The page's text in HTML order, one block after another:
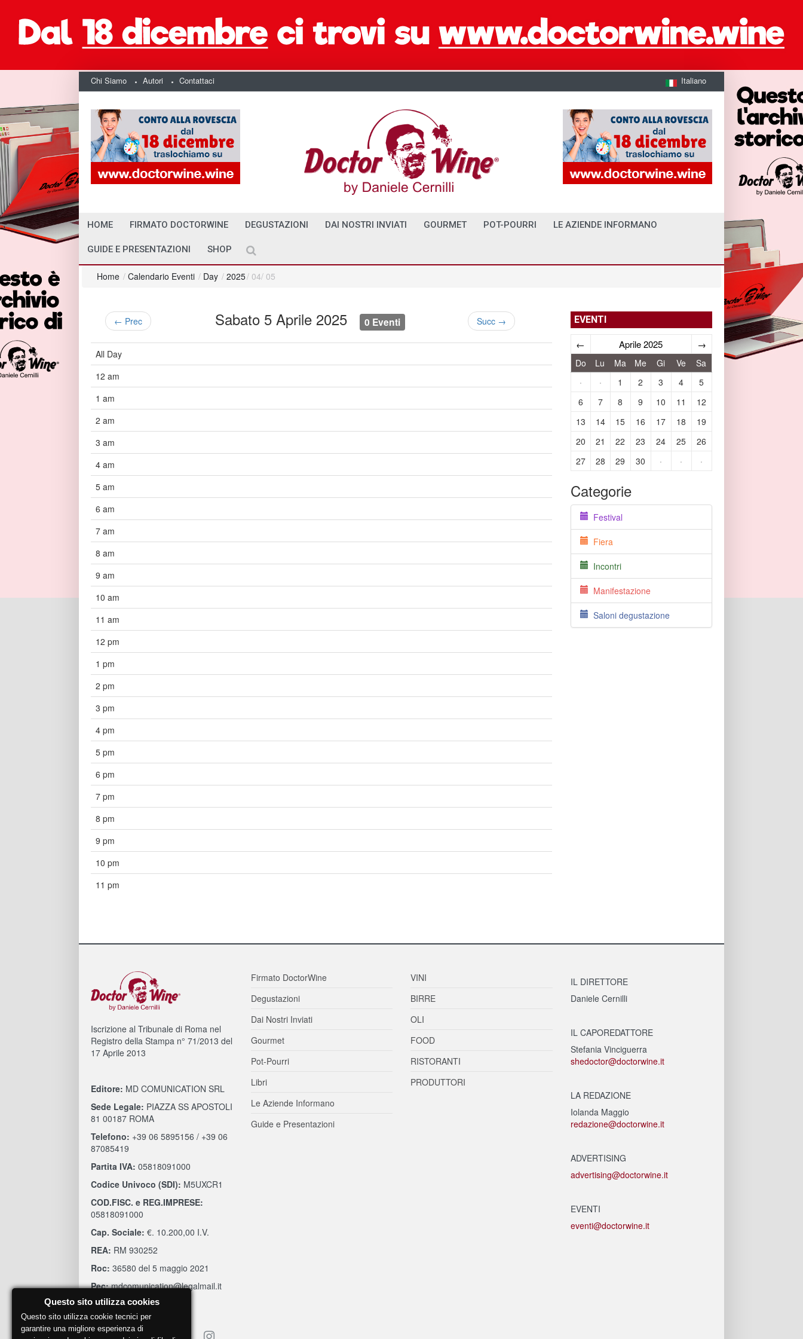
Chi Siamo Autori Contattaci Italiano
HOME FIRMATO DOCTORWINE DEGUSTAZIONI DAI NOSTRI INVIATI GOURMET POT-POURRI LE AZIENDE INFORMANO
GUIDE E PRESENTAZIONI SHOP
Home / Calendario Eventi / Day / 2025/ 04/ 05
← Prec Sabato 5 Aprile 2025 0 Eventi Succ →
All Day
12 am
1 am
2 am
3 am
4 am
5 am
6 am
7 am
8 am
9 am
10 am
11 am
12 pm
1 pm
2 pm
3 pm
4 pm
5 pm
6 pm
7 pm
8 pm
9 pm
10 pm
11 pm
EVENTI
← Aprile 2025 →
Do Lu Ma Me Gi Ve
Sa
·
· 1 2 3 4
5
6
7 8 9 10 11
12
13
14 15 16 17 18
19
20
21 22 23 24 25
26
27
28 29 30 · · ·
Categorie
Festival
Fiera
Incontri
Manifestazione
Saloni degustazione
Iscrizione al Tribunale di Roma nel
Registro della Stampa n° 71/2013 del
17 Aprile 2013
Editore: MD COMUNICATION SRL
Sede Legale: PIAZZA SS APOSTOLI
81 00187 ROMA
Telefono: +39 06 5895156 / +39 06
87085419
Partita IVA: 05818091000
Codice Univoco (SDI): M5UXCR1
COD.FISC. e REG.IMPRESE:
05818091000
Cap. Sociale: €. 10.200,00 I.V.
REA: RM 930252
Roc: 36580 del 5 maggio 2021
Pec:mdcomunication@legalmail.it
Firmato DoctorWine
Degustazioni
Dai Nostri Inviati
Gourmet
Pot-Pourri
Libri
Le Aziende Informano
Guide e Presentazioni
VINI
BIRRE
OLI
FOOD
RISTORANTI
PRODUTTORI
IL DIRETTORE
Daniele Cernilli
IL CAPOREDATTORE
Stefania Vinciguerra
shedoctor@doctorwine.it
LA REDAZIONE
Iolanda Maggio
redazione@doctorwine.it
ADVERTISING
advertising@doctorwine.it
EVENTI
eventi@doctorwine.it
Questo sito utilizza cookies
Questo sito utilizza cookie tecnici per
garantire una migliore esperienza di